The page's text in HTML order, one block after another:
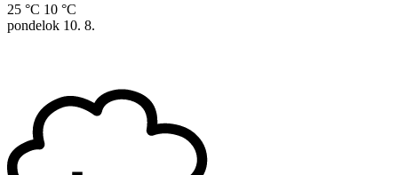
25 °C 10 °C
pondelok 10. 8.